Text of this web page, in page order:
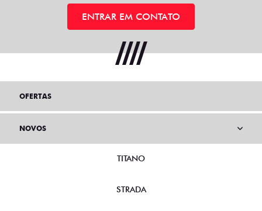
ENTRAR EM CONTATO
OFERTAS
NOVOS
TITANO
STRADA